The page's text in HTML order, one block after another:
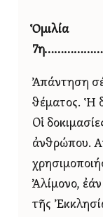
Ὁμιλία
Ἀπάντηση
θέματος. Ἡ
Οἱ
ἀνθρώπου.
Ἀλίμονο,
τῆς